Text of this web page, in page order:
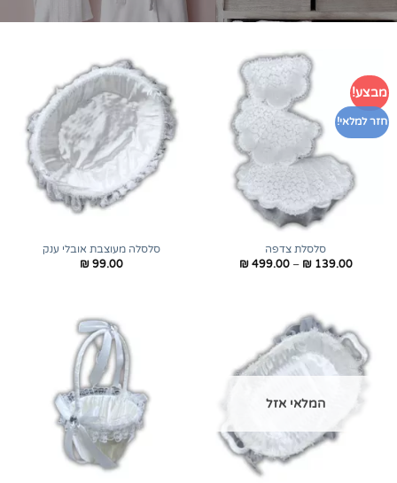
מבצע!
חזר למלאי!
סלסלת צדפה
₪139.00
–
₪499.00
סלסלה מעוצבת אובלי ענק
₪ 99.00
המלאי אזל